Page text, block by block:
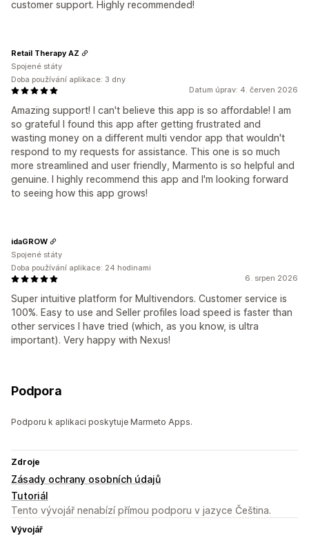
customer support. Highly recommended!
Datum úprav: 4. červen 2026
Amazing support! I can't believe this app is so affordable! I am
so grateful I found this app after getting frustrated and
wasting money on a different multi vendor app that wouldn't
respond to my requests for assistance. This one is so much
more streamlined and user friendly, Marmento is so helpful and
genuine. I highly recommend this app and I'm looking forward
to seeing how this app grows!
Retail Therapy AZ
Spojené státy
Doba používání aplikace: 3 dny
6. srpen 2026
Super intuitive platform for Multivendors. Customer service is
100%. Easy to use and Seller profiles load speed is faster than
other services I have tried (which, as you know, is ultra
important). Very happy with Nexus!
idaGROW
Spojené státy
Doba používání aplikace: 24 hodinami
Podpora
Podporu k aplikaci poskytuje Marmeto Apps.
Zdroje
Zásady ochrany osobních údajů
Tutoriál
Tento vývojář nenabízí přímou podporu v jazyce Čeština.
Vývojář